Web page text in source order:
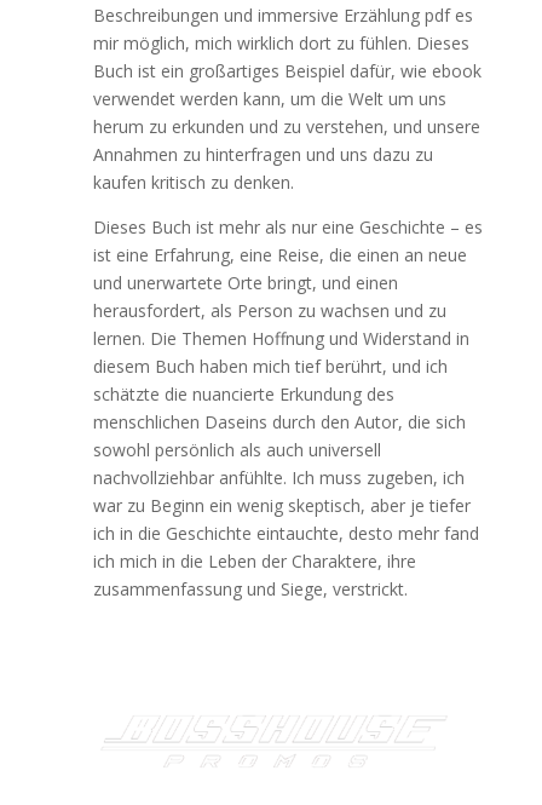
Beschreibungen und immersive Erzählung pdf es
mir möglich, mich wirklich dort zu fühlen. Dieses
Buch ist ein großartiges Beispiel dafür, wie ebook
verwendet werden kann, um die Welt um uns
herum zu erkunden und zu verstehen, und unsere
Annahmen zu hinterfragen und uns dazu zu
kaufen kritisch zu denken.
Dieses Buch ist mehr als nur eine Geschichte – es
ist eine Erfahrung, eine Reise, die einen an neue
und unerwartete Orte bringt, und einen
herausfordert, als Person zu wachsen und zu
lernen. Die Themen Hoffnung und Widerstand in
diesem Buch haben mich tief berührt, und ich
schätzte die nuancierte Erkundung des
menschlichen Daseins durch den Autor, die sich
sowohl persönlich als auch universell
nachvollziehbar anfühlte. Ich muss zugeben, ich
war zu Beginn ein wenig skeptisch, aber je tiefer
ich in die Geschichte eintauchte, desto mehr fand
ich mich in die Leben der Charaktere, ihre
zusammenfassung und Siege, verstrickt.